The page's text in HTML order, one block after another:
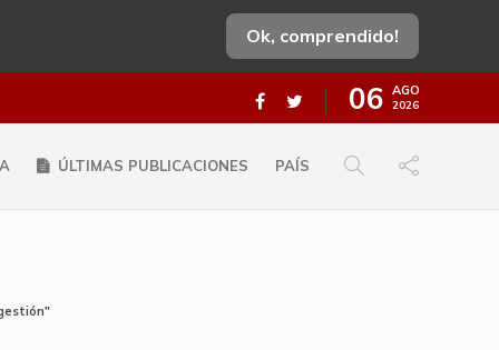
Ok, comprendido!
06 AGO
2026
ÚLTIMAS PUBLICACIONES PAÍS